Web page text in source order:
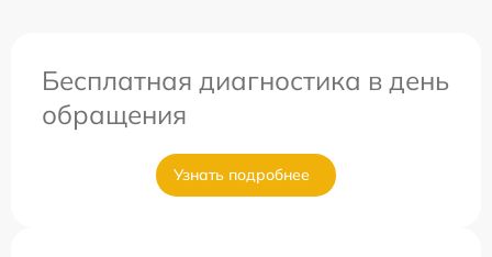
Бесплатная диагностика в день
обращения
Узнать подробнее